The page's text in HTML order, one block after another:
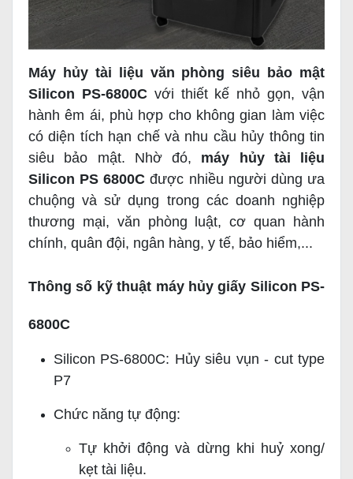
Máy hủy tài liệu văn phòng siêu bảo mật
Silicon PS-6800Cvới thiết kế nhỏ gọn, vận
hành êm ái, phù hợp cho không gian làm việc
có diện tích hạn chế và nhu cầu hủy thông tin
siêu bảo mật. Nhờ đó, máy hủy tài liệu
Silicon PS 6800C được nhiều người dùng ưa
chuộng và sử dụng trong các doanh nghiệp
thương mại, văn phòng luật, cơ quan hành
chính, quân đội, ngân hàng, y tế, bảo hiểm,...
Thông số kỹ thuật máy hủy giấy Silicon PS-
6800C
Silicon PS-6800C: Hủy siêu vụn - cut type
P7
Chức năng tự động:
Tự khởi động và dừng khi huỷ xong/
kẹt tài liệu.